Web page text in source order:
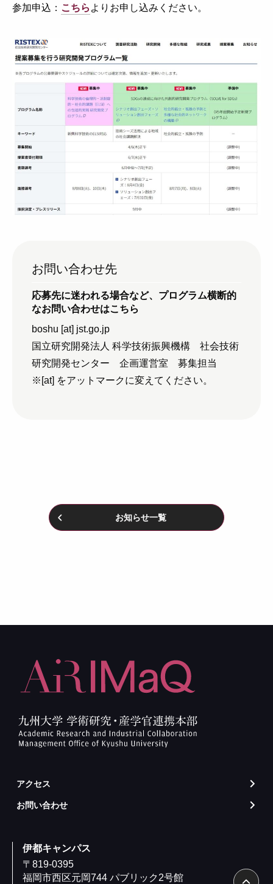
参加申込： こちら よりお申し込みください。
お問い合わせ先
応募先に迷われる場合など、プログラム横断的
なお問い合わせはこちら
boshu [at] jst.go.jp
国立研究開発法人 科学技術振興機構 社会技術
研究開発センター 企画運営室 募集担当
※[at] をアットマークに変えてください。
お知らせ一覧
アクセス arrow_forward_ios
お問い合わせ arrow_forward_ios
伊都キャンパス
〒819-0395
福岡市西区元岡744 パブリック2号館